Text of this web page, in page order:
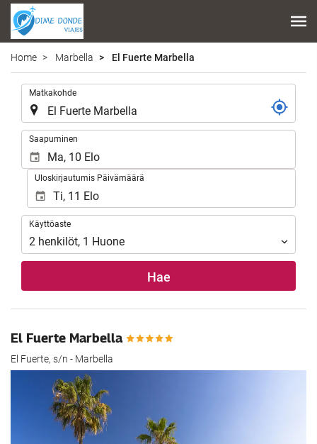
Home Marbella El Fuerte Marbella
Matkakohde
Saapuminen
Uloskirjautumis Päivämäärä
Käyttöaste
Käyttöaste
2 henkilöt, 1 Huone
Hae
El Fuerte Marbella
El Fuerte, s/n - Marbella